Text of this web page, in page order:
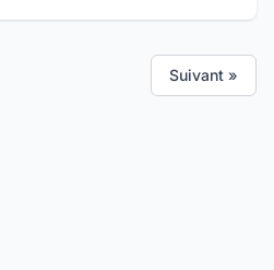
Suivant »